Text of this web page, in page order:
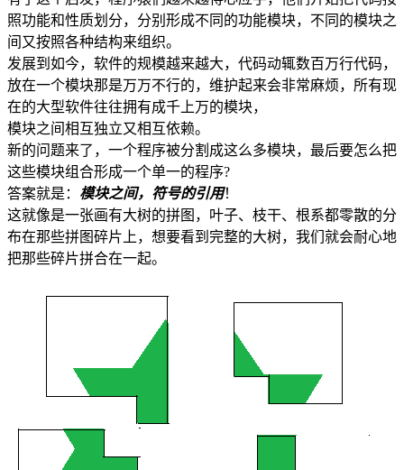
照功能和性质划分，分别形成不同的功能模块，不同的模块之
间又按照各种结构来组织。
发展到如今，软件的规模越来越大，代码动辄数百万行代码，
放在一个模块那是万万不行的，维护起来会非常麻烦，所有现
在的大型软件往往拥有成千上万的模块，
模块之间相互独立又相互依赖。
新的问题来了，一个程序被分割成这么多模块，最后要怎么把
这些模块组合形成一个单一的程序?
答案就是： 模块之间，符号的引用！
这就像是一张画有大树的拼图，叶子、枝干、根系都零散的分
布在那些拼图碎片上，想要看到完整的大树，我们就会耐心地
把那些碎片拼合在一起。